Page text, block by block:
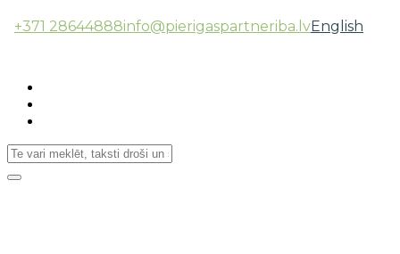
+371 28644888info@pierigaspartneriba.lvEnglish
Toggle